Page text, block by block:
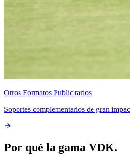
Otros Formatos Publicitarios
Soportes complementarios de gran
Por qué la gama VDK.